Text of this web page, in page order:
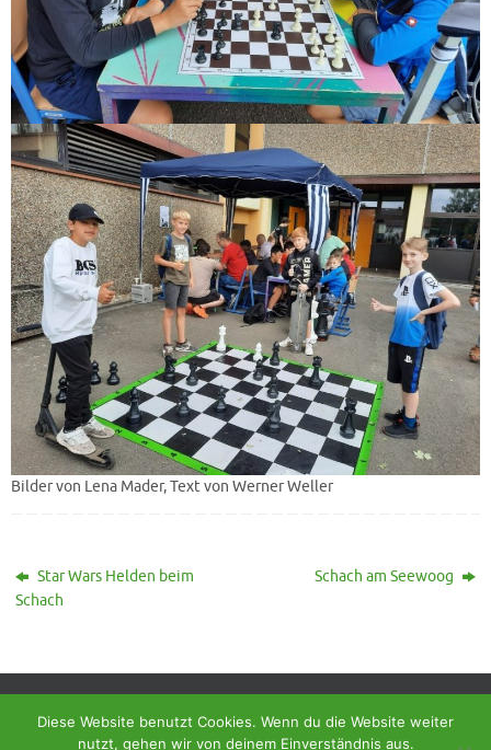
Bilder von Lena Mader, Text von Werner Weller
Star Wars Helden beim
Schach
Schach am Seewoog
Diese Website benutzt Cookies. Wenn du die Website weiter
nutzt, gehen wir von deinem Einverständnis aus.